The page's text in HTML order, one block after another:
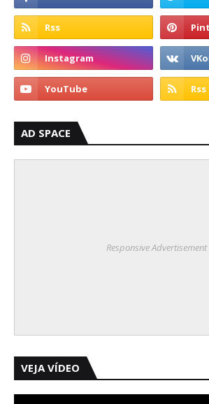
AD SPACE
Responsive Advertisement
VEJA VÍDEO